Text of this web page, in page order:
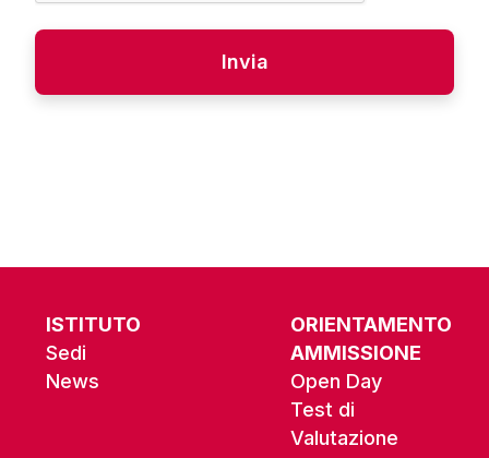
ISTITUTO
Sedi
News
ORIENTAMENTO
AMMISSIONE
Open Day
Test di
Valutazione